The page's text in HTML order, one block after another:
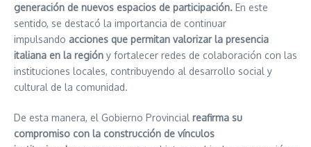
generación de nuevos espacios de participación. En este
sentido, se destacó la importancia de continuar
impulsando acciones que permitan valorizar la presencia
italiana en la región y fortalecer redes de colaboración con las
instituciones locales, contribuyendo al desarrollo social y
cultural de la comunidad.
De esta manera, el Gobierno Provincial reafirma su
compromiso con la construcción de vínculos